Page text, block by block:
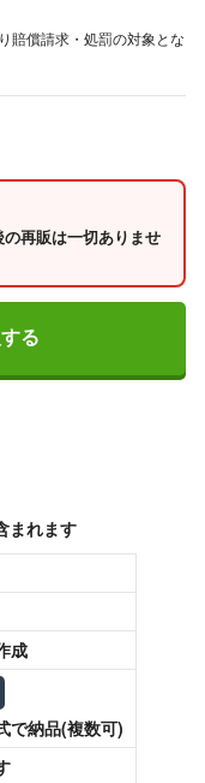
賠償請求・処罰の対象とな
再販は一切ありませ
る
まれます
成
で納品(複数可)